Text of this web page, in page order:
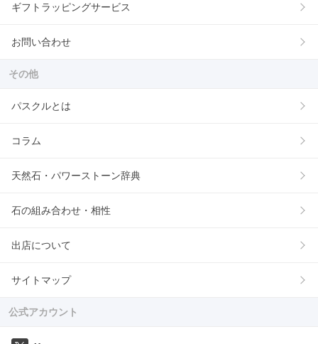
ギフトラッピングサービス
お問い合わせ
その他
パスクルとは
コラム
天然石・パワーストーン辞典
石の組み合わせ・相性
出店について
サイトマップ
公式アカウント